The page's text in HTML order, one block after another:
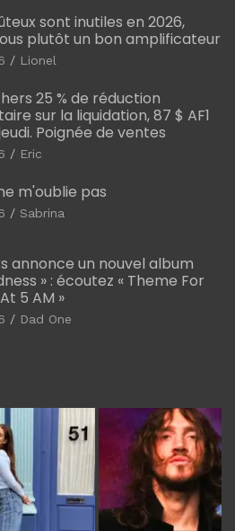
sont inutiles en 2026,
plutôt un bon amplificateur
Lionel
25 % de réduction
sur la liquidation, 87 $ AF1
Poignée de ventes
Eric
m'oublie pas
Sabrina
annonce un nouvel album
» : écoutez « Theme For
5 AM »
Dad One